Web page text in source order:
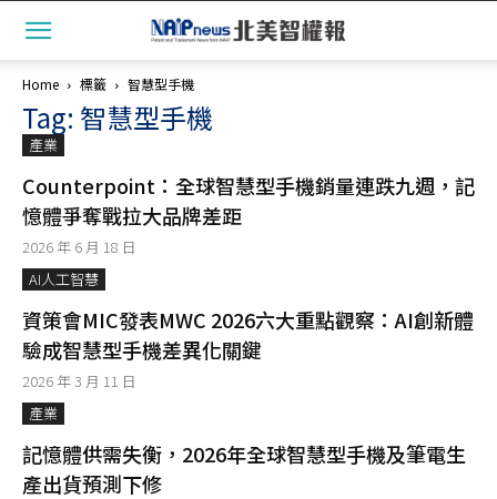
Home 標籤 智慧型手機
Tag: 智慧型手機
產業
Counterpoint：全球智慧型手機銷量連跌九週，記
憶體爭奪戰拉大品牌差距
2026 年 6 月 18 日
AI人工智慧
資策會MIC發表MWC 2026六大重點觀察：AI創新體
驗成智慧型手機差異化關鍵
2026 年 3 月 11 日
產業
記憶體供需失衡，2026年全球智慧型手機及筆電生
產出貨預測下修